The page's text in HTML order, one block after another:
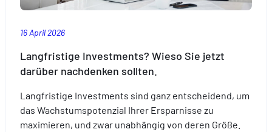
16 April 2026
Langfristige Investments? Wieso Sie jetzt
darüber nachdenken sollten.
Langfristige Investments sind ganz entscheidend, um
das Wachstumspotenzial Ihrer Ersparnisse zu
maximieren, und zwar unabhängig von deren Größe.